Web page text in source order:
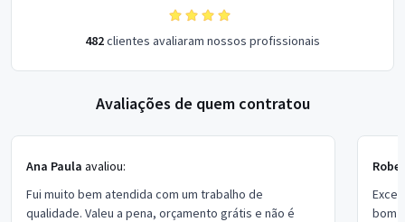
482clientes avaliaram nossos profissionais
Avaliações de quem contratou
Ana Paula avaliou:
Fui muito bem atendida com um trabalho de
qualidade. Valeu a pena, orçamento grátis e não é
bom